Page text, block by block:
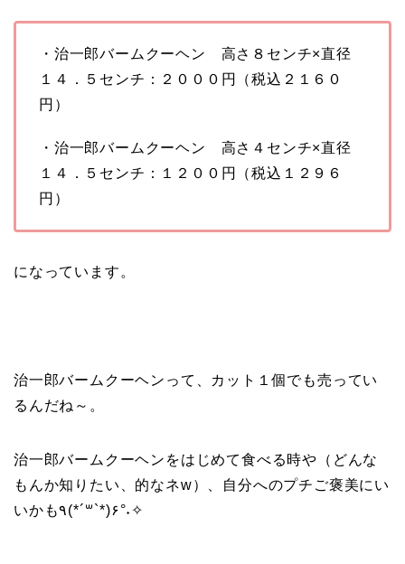
・治一郎バームクーヘン 高さ８センチ×直径
１４．５センチ：２０００円（税込２１６０
円）
・治一郎バームクーヘン 高さ４センチ×直径
１４．５センチ：１２００円（税込１２９６
円）
になっています。
治一郎バームクーヘンって、カット１個でも売ってい
るんだね～。
治一郎バームクーヘンをはじめて食べる時や（どんな
もんか知りたい、的なネw）、自分へのプチご褒美にい
いかも٩(*´꒳`*)۶°˖✧